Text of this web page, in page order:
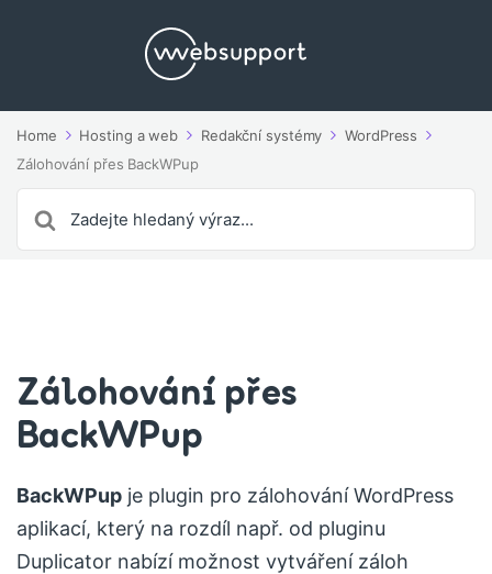
Home Hosting a web Redakční systémy
WordPress
Zálohování přes BackWPup
For
Zálohování přes
BackWPup
BackWPup je plugin pro zálohování WordPress
aplikací, který na rozdíl např. od pluginu
Duplicator nabízí možnost vytváření záloh